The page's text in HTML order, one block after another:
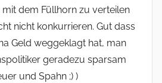
mit dem Füllhorn zu verteilen
nicht konkurrieren. Gut dass
Geld weggeklagt hat, man
geradezu sparsam
und Spahn ;) )